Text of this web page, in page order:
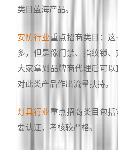
类目蓝海产品。
安防行业重点招商类目：
多，但是像门禁、指纹锁、
大家拿到品牌商代理后可
对此类产品作出流量扶持。
灯具行业重点招商类目包
要认证，考核较严格。